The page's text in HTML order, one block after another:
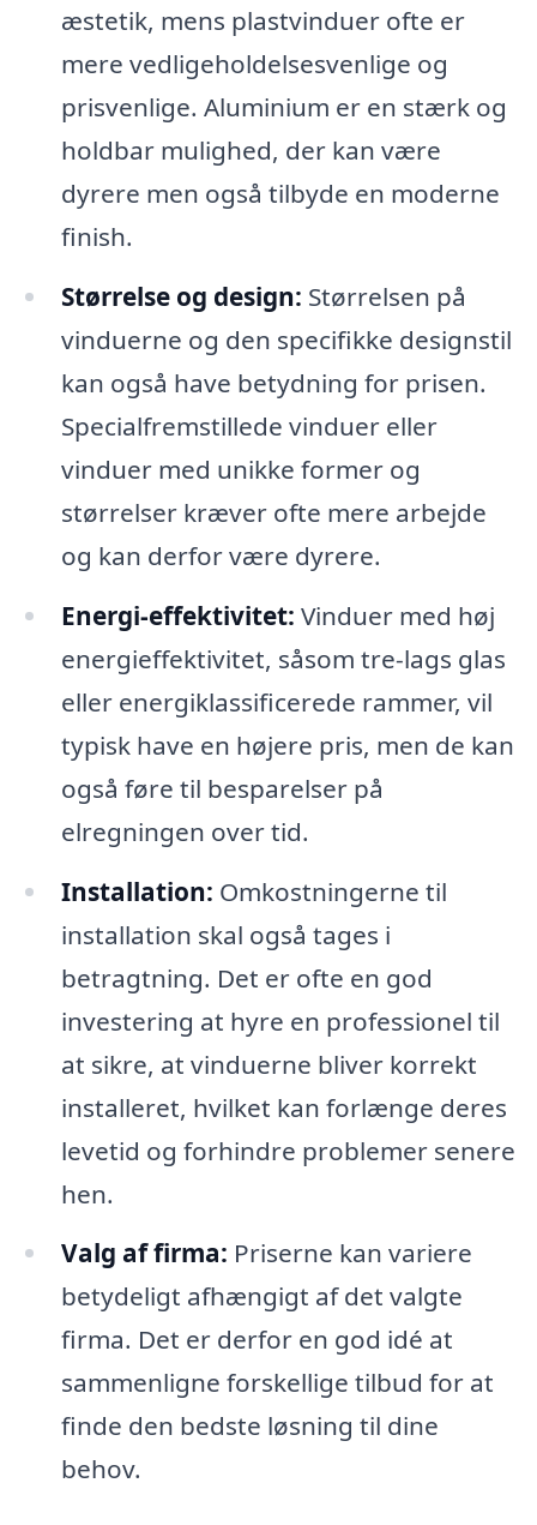
æstetik, mens plastvinduer ofte er
mere vedligeholdelsesvenlige og
prisvenlige. Aluminium er en stærk og
holdbar mulighed, der kan være
dyrere men også tilbyde en moderne
finish.
Størrelse og design: Størrelsen på
vinduerne og den specifikke designstil
kan også have betydning for prisen.
Specialfremstillede vinduer eller
vinduer med unikke former og
størrelser kræver ofte mere arbejde
og kan derfor være dyrere.
Energi-effektivitet: Vinduer med høj
energieffektivitet, såsom tre-lags glas
eller energiklassificerede rammer, vil
typisk have en højere pris, men de kan
også føre til besparelser på
elregningen over tid.
Installation: Omkostningerne til
installation skal også tages i
betragtning. Det er ofte en god
investering at hyre en professionel til
at sikre, at vinduerne bliver korrekt
installeret, hvilket kan forlænge deres
levetid og forhindre problemer senere
hen.
Valg af firma: Priserne kan variere
betydeligt afhængigt af det valgte
firma. Det er derfor en god idé at
sammenligne forskellige tilbud for at
finde den bedste løsning til dine
behov.